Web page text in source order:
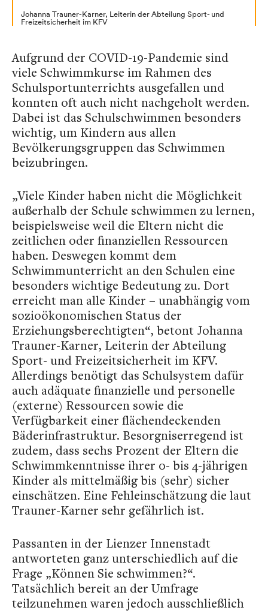
Johanna Trauner-Karner, Leiterin der Abteilung Sport- und
Freizeitsicherheit im KFV
Aufgrund der COVID-19-Pandemie sind
viele Schwimmkurse im Rahmen des
Schulsportunterrichts ausgefallen und
konnten oft auch nicht nachgeholt werden.
Dabei ist das Schulschwimmen besonders
wichtig, um Kindern aus allen
Bevölkerungsgruppen das Schwimmen
beizubringen.
„Viele Kinder haben nicht die Möglichkeit
außerhalb der Schule schwimmen zu lernen,
beispielsweise weil die Eltern nicht die
zeitlichen oder finanziellen Ressourcen
haben. Deswegen kommt dem
Schwimmunterricht an den Schulen eine
besonders wichtige Bedeutung zu. Dort
erreicht man alle Kinder – unabhängig vom
sozioökonomischen Status der
Erziehungsberechtigten“, betont Johanna
Trauner-Karner, Leiterin der Abteilung
Sport- und Freizeitsicherheit im KFV.
Allerdings benötigt das Schulsystem dafür
auch adäquate finanzielle und personelle
(externe) Ressourcen sowie die
Verfügbarkeit einer flächendeckenden
Bäderinfrastruktur. Besorgniserregend ist
zudem, dass sechs Prozent der Eltern die
Schwimmkenntnisse ihrer 0- bis 4-jährigen
Kinder als mittelmäßig bis (sehr) sicher
einschätzen. Eine Fehleinschätzung die laut
Trauner-Karner sehr gefährlich ist.
Passanten in der Lienzer Innenstadt
antworteten ganz unterschiedlich auf die
Frage „Können Sie schwimmen?“.
Tatsächlich bereit an der Umfrage
teilzunehmen waren jedoch ausschließlich